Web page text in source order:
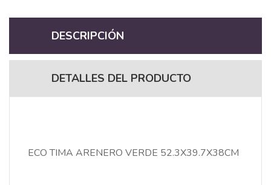
DESCRIPCIÓN
DETALLES DEL PRODUCTO
ECO TIMA ARENERO VERDE 52.3X39.7X38CM